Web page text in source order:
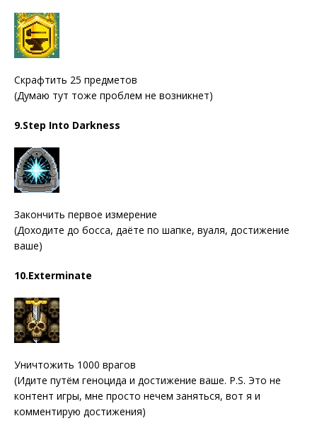
Скрафтить 25 предметов
(Думаю тут тоже проблем не возникнет)
9.Step Into Darkness
Закончить первое измерение
(Доходите до босса, даёте по шапке, вуаля, достижение
ваше)
10.Exterminate
Уничтожить 1000 врагов
(Идите путём геноцида и достижение ваше. P.S. Это не
контент игры, мне просто нечем заняться, вот я и
комментирую достижения)